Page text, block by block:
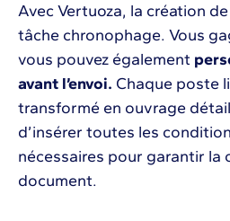
Avec Vertuoza, la création
tâche chronophage. Vous
vous pouvez également
avant l’envoi. Chaque poste
transformé en ouvrage
d’insérer toutes les
nécessaires pour garantir la
document.